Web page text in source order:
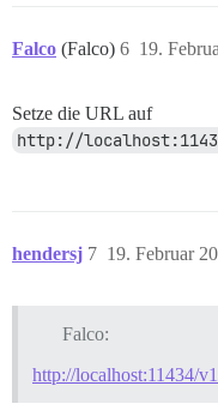
Falco (Falco) 19.
6
Setze die URL auf
http://
hendersj 19. Februar
7
Falco:
http://localhost:11434/